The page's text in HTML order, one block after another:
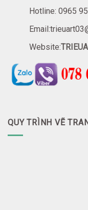
Hotline: 0965
Website:
QUY TRÌNH VẼ